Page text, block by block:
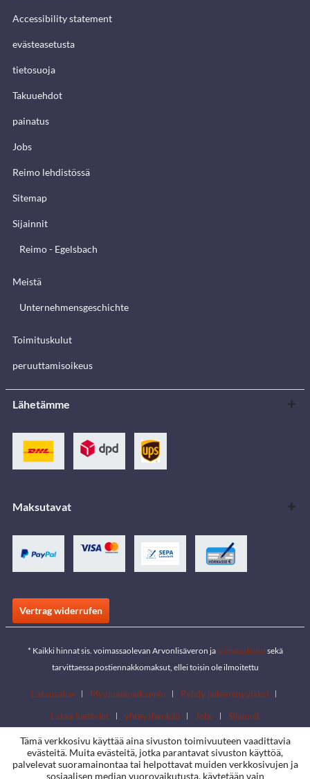
Accessibility statement
evästeasetusta
tietosuoja
Takuuehdot
painatus
Jobs
Reimo lehdistössä
Sitemap
Sijainnit
Reimo - Egelsbach
Meistä
Unternehmensgeschichte
Toimituskulut
peruuttamisoikeus
Lähetämme
Maksutavat
Vertrag widerrufen
* Kaikki hinnat sis. voimassaolevan Arvonlisäveron jatoimituskulutsekä
tarvittaessa postiennakkomaksut, ellei toisin ole ilmoitettu
Latausalue Myymäläpaikannin
Ryhdy jälleenmyyjäksi
Lataa luettelot
yhteyshenkilö Jobs Sijainnit
Tämä verkkosivu käyttää aina sivuston toimivuuteen vaadittavia
evästeitä. Muita evästeitä, jotka parantavat sivuston käyttöä,
palvelevat suoramainontaa tai helpottavat muiden verkkosivujen ja
sosiaalisen median vuorovaikutusta, käytetään vain